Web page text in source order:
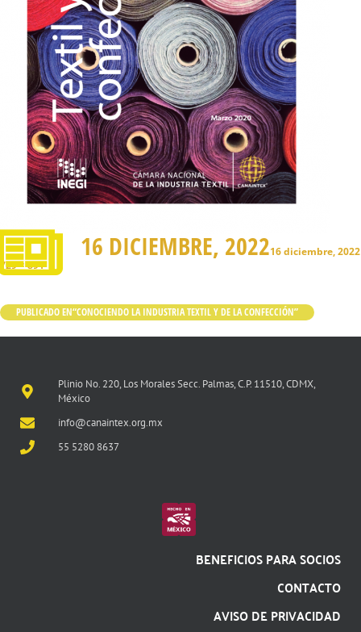
16 DICIEMBRE, 202216 diciembre, 2022
729 × 891
PUBLICADO EN“CONOCIENDO LA INDUSTRIA TEXTIL Y DE LA CONFECCIÓN”
Plinio No. 220, Los Morales Secc. Palmas, C.P. 11510, CDMX,
México
info@canaintex.org.mx
55 5280 8637
BENEFICIOS PARA SOCIOS
CONTACTO
AVISO DE PRIVACIDAD